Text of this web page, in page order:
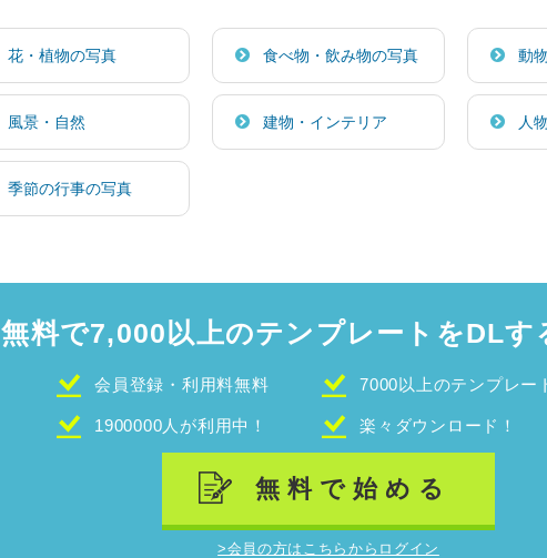
花・植物の写真 食べ物・飲み物の写真 動
風景・自然 建物・インテリア 人物
季節の行事の写真
無料で7,000以上のテンプレートをDLす
会員登録・利用料無料 7000以上のテンプレー
1900000人が利用中！ 楽々ダウンロード！
無料で始める
>会員の方はこちらからログイン